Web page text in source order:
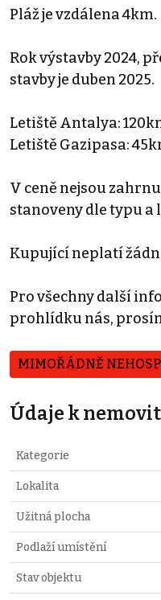
Pláž je vzdálena 4km.
Rok výstavby 2024,
stavby je duben 2025.
Letiště Antalya:
Letiště Gazipasa:
V ceně nejsou
stanoveny dle typu
Kupující neplatí
Pro všechny další
prohlídku nás,
MIMOŘÁDNĚ
Údaje k
Kategorie
Lokalita
Užitná plocha
Podlaží umístění
Stav objektu